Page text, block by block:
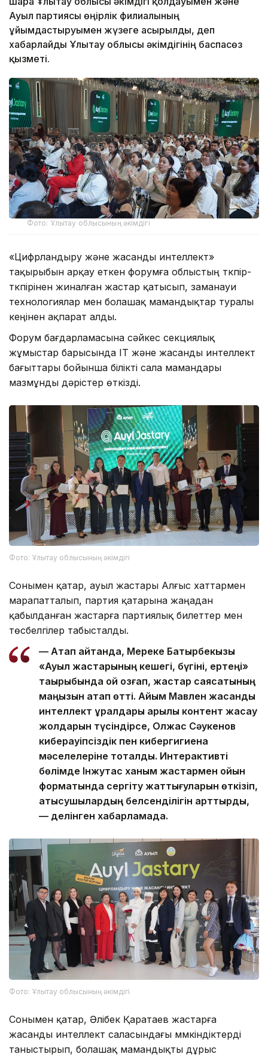
Ауыл партиясы өңірлік филиалының
ұйымдастыруымен жүзеге асырылды, деп
хабарлайды Ұлытау облысы әкімдігінің баспасөз
қызметі.
Фото: Ұлытау облысының әкімдігі
«Цифрландыру және жасанды интеллект»
тақырыбын арқау еткен форумға облыстың түкпір-
түкпірінен жиналған жастар қатысып, заманауи
технологиялар мен болашақ мамандықтар туралы
кеңінен ақпарат алды.
Форум бағдарламасына сәйкес секциялық
жұмыстар барысында IT және жасанды интеллект
бағыттары бойынша білікті сала мамандары
мазмұнды дәрістер өткізді.
Фото: Ұлытау облысының әкімдігі
Сонымен қатар, ауыл жастары Алғыс хаттармен
марапатталып, партия қатарына жаңадан
қабылданған жастарға партиялық билеттер мен
төсбелгілер табысталды.
— Атап айтқанда, Мереке Батырбекқызы
«Ауыл жастарының кешегі, бүгіні, ертеңі»
тақырыбында ой қозғап, жастар саясатының
маңызын атап өтті. Айым Мавлен жасанды
интеллект құралдары арқылы контент жасау
жолдарын түсіндірсе, Олжас Сәукенов
киберқауіпсіздік пен кибергигиена
мәселелеріне тоқталды. Интерактивті
бөлімде Інжутас ханым жастармен ойын
форматында сергіту жаттығуларын өткізіп,
қатысушылардың белсенділігін арттырды,
— делінген хабарламада.
Фото: Ұлытау облысының әкімдігі
Сонымен қатар, Әлібек Қаратаев жастарға
жасанды интеллект саласындағы мүмкіндіктерді
таныстырып, болашақ мамандықты дұрыс